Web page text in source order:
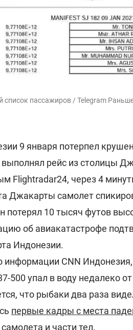
пассажиров / Telegram
9 января потерпел
рейс из столицы
Flightradar24, через 4
Джакарты самолет
потерял 10 тысяч футов
об авиакатастрофе
Индонезии.
информации CNN
500 упал в воду недалеко
что рыбаки два раза
первые кадры с места
и части тел.